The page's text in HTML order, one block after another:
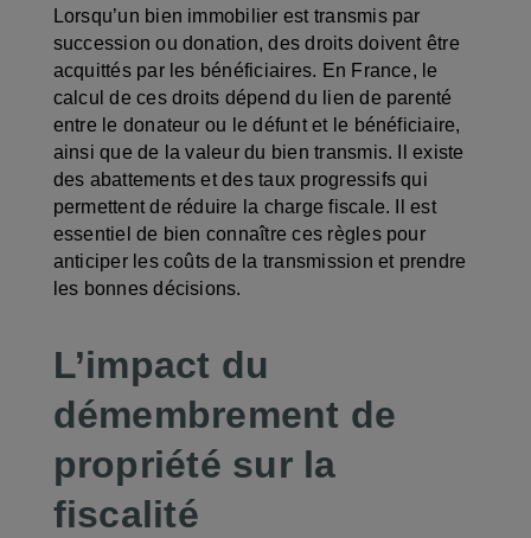
Lorsqu’un bien immobilier est transmis par
succession ou donation, des droits doivent être
acquittés par les bénéficiaires. En France, le
calcul de ces droits dépend du lien de parenté
entre le donateur ou le défunt et le bénéficiaire,
ainsi que de la valeur du bien transmis. Il existe
des abattements et des taux progressifs qui
permettent de réduire la charge fiscale. Il est
essentiel de bien connaître ces règles pour
anticiper les coûts de la transmission et prendre
les bonnes décisions.
L’impact du
démembrement de
propriété sur la
fiscalité